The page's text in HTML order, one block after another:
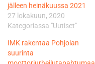
jälleen heinäkuussa 2021
27 lokakuun, 2020
Kategoriassa "Uutiset"
IMK rakentaa Pohjolan
suurinta